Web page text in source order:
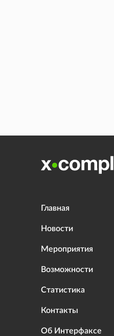
Главная
Новости
Мероприятия
Возможности
Статистика
Контакты
Об Интерфаксе